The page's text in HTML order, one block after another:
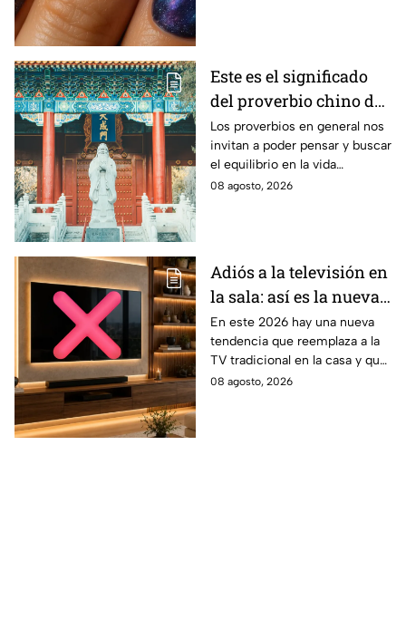
Este es el significado
del proverbio chino de
Confucio: "Compro
arroz para vivir y flores
para tener algo por lo
que vivir"
Los proverbios en general nos
invitan a poder pensar y buscar
el equilibrio en la vida
cotidiana.
08 agosto, 2026
Adiós a la televisión en
la sala: así es la nueva
tendencia que
conquista los hogares
En este 2026 hay una nueva
tendencia que reemplaza a la
TV tradicional en la casa y que
tiene más pulgadas, lo que
08 agosto, 2026